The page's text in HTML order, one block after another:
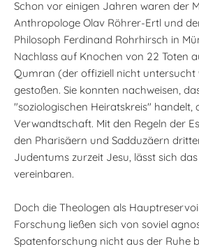
Schon vor einigen Jahren waren der
Anthropologe Olav Röhrer-Ertl und
Philosoph Ferdinand Rohrhirsch in
Nachlass auf Knochen von 22 Toten
Qumran (der offiziell nicht untersucht
gestoßen. Sie konnten nachweisen,
"soziologischen Heiratskreis" handelt,
Verwandtschaft. Mit den Regeln der
den Pharisäern und Sadduzäern
Judentums zurzeit Jesu, lässt sich
vereinbaren.
Doch die Theologen als
Forschung ließen sich von soviel
Spatenforschung nicht aus der Ruhe